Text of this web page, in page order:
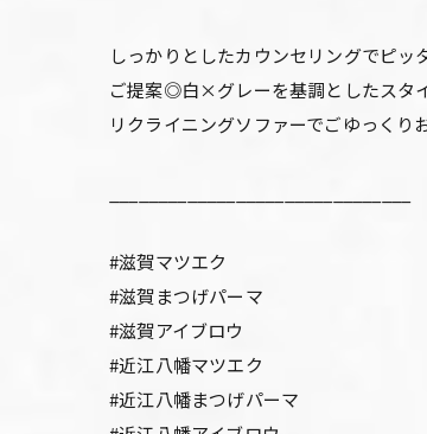
しっかりとしたカウンセリングでピッ
ご提案◎白×グレーを基調としたスタ
リクライニングソファーでごゆっくり
#滋賀マツエク
#滋賀まつげパーマ
#滋賀アイブロウ
#近江八幡マツエク
#近江八幡まつげパーマ